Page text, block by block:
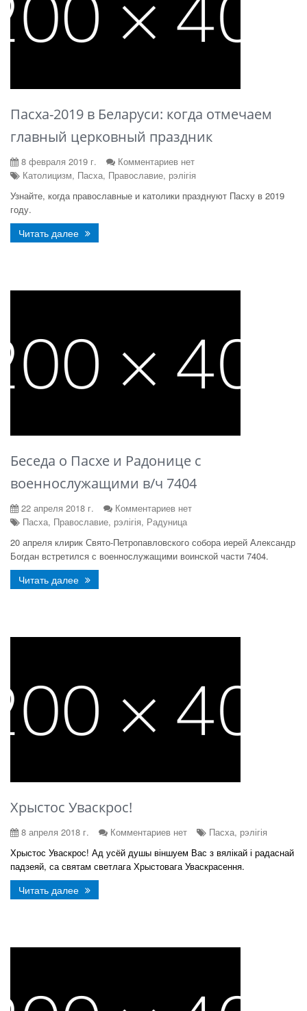
Пасха-2019 в Беларуси: когда отмечаем
главный церковный праздник
8 февраля 2019 г.
Комментариев нет
Католицизм, Пасха, Православие, рэлігія
Узнайте, когда православные и католики празднуют Пасху в 2019
году.
Читать далее
Беседа о Пасхе и Радонице с
военнослужащими в/ч 7404
22 апреля 2018 г.
Комментариев нет
Пасха, Православие, рэлігія, Радуница
20 апреля клирик Свято-Петропавловского собора иерей Александр
Богдан встретился с военнослужащими воинской части 7404.
Читать далее
Хрыстос Уваскрос!
8 апреля 2018 г. Комментариев нет
Пасха, рэлігія
Хрыстос Уваскрос! Ад усёй душы віншуем Вас з вялікай і радаснай
падзеяй, са святам светлага Хрыстовага Уваскрасення.
Читать далее